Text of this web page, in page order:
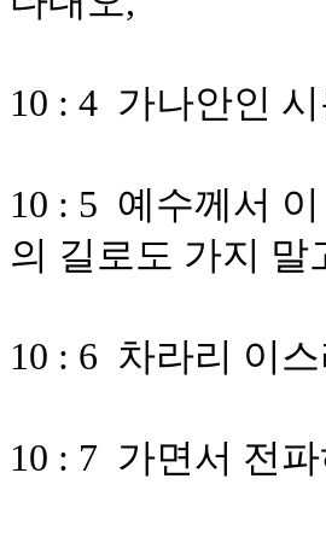
10 : 4 가나안인
10 : 5 예수께서
의 길로도 가지
10 : 6 차라리 이
10 : 7 가면서 전